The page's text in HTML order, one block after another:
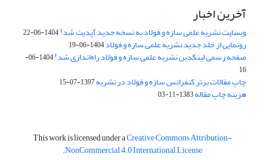
آخرین اخبار
وبسایت نشریه علمی سازه و فولاد به نسخه جدید آپدیت شد!1404-06-22
رونمایی از جلد جدید نشریه علمی سازه و فولاد1404-06-19
صفحه رسمی لینکدین نشریه علمی سازه و فولاد راه‌اندازی شد!
1404-06-
16
چاپ مقالات برتر کنفرانس سازه و فولاد در نشریه1397-07-15
هزینه چاپ مقاله1383-11-03
This work is licensed under aCreative Commons Attribution-
NonCommercial 4.0 International License
.